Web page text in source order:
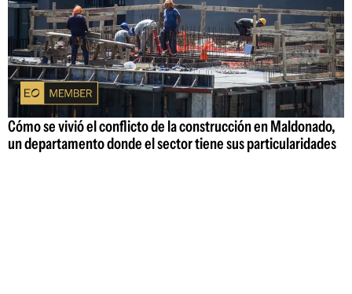
Cómo se vivió el conflicto de la construcción en Maldonado,
un departamento donde el sector tiene sus particularidades